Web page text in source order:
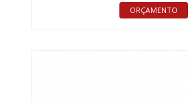
ORÇAMENTO